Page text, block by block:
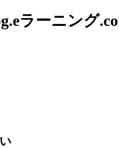
ラーニング